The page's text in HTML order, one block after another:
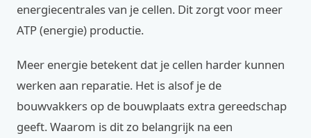
energiecentrales van je cellen. Dit zorgt voor meer
ATP (energie) productie.
Meer energie betekent dat je cellen harder kunnen
werken aan reparatie. Het is alsof je de
bouwvakkers op de bouwplaats extra gereedschap
geeft. Waarom is dit zo belangrijk na een